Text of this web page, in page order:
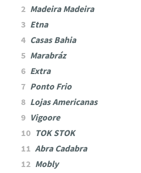
Madeira Madeira
Etna
Casas Bahia
Marabráz
Extra
Ponto Frio
Lojas Americanas
Vigoore
TOK STOK
Abra Cadabra
Mobly